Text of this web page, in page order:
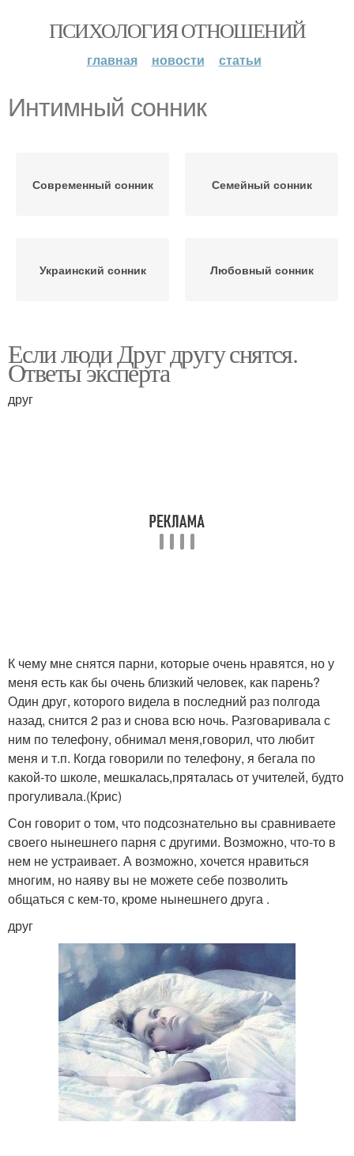
ПСИХОЛОГИЯ ОТНОШЕНИЙ
главная новости статьи
Интимный сонник
Современный сонник Семейный сонник
Украинский сонник Любовный сонник
Если люди Друг другу снятся.
Ответы эксперта
друг
К чему мне снятся парни, которые очень нравятся, но у
меня есть как бы очень близкий человек, как парень?
Один друг, которого видела в последний раз полгода
назад, снится 2 раз и снова всю ночь. Разговаривала с
ним по телефону, обнимал меня,говорил, что любит
меня и т.п. Когда говорили по телефону, я бегала по
какой-то школе, мешкалась,пряталась от учителей, будто
прогуливала.(Крис)
Сон говорит о том, что подсознательно вы сравниваете
своего нынешнего парня с другими. Возможно, что-то в
нем не устраивает. А возможно, хочется нравиться
многим, но наяву вы не можете себе позволить
общаться с кем-то, кроме нынешнего друга .
друг